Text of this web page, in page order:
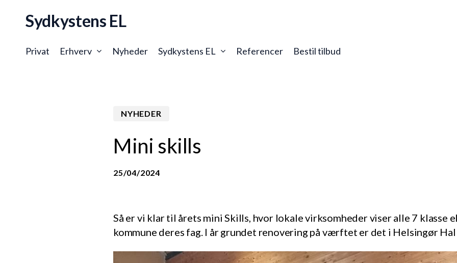
Sydkystens EL
Privat Erhverv Nyheder Sydkystens EL Referencer Bestil tilbud
NYHEDER
Mini skills
25/04/2024
Så er vi klar til årets mini Skills, hvor lokale virksomheder viser alle 7 klasse
kommune deres fag. I år grundet renovering på værftet er det i Helsingør